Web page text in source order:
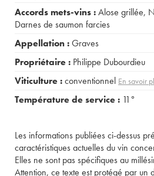
Accords mets-vins :Alose grillée,
Darnes de saumon farcies
Appellation :Graves
Propriétaire : Philippe Dubourdieu
Viticulture :conventionnel En savoir
Température de service : 11°
Les informations publiées ci-dessus
caractéristiques actuelles du vin
Elles ne sont pas spécifiques au
Attention, ce texte est protégé par un